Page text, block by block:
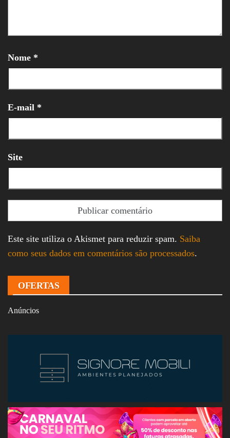
Nome *
E-mail *
Site
Este site utiliza o Akismet para reduzir spam. Saiba
como seus dados em comentários são processados.
OFERTAS
Anúncios